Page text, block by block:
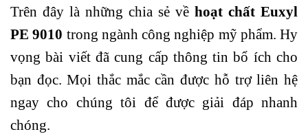
Trên đây là những chia sẻ về hoạt chất Euxyl
PE 9010 trong ngành công nghiệp mỹ phẩm. Hy
vọng bài viết đã cung cấp thông tin bổ ích cho
bạn đọc. Mọi thắc mắc cần được hỗ trợ liên hệ
ngay cho chúng tôi để được giải đáp nhanh
chóng.